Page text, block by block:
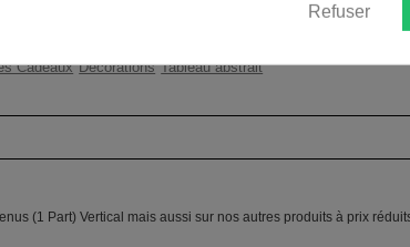
2
Cadeaux Décorations Tableau abstrait
(1 Part) Vertical mais aussi sur nos autres produits à prix
Refuser